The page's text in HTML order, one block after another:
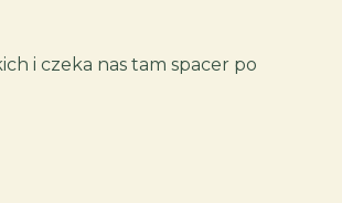
i czeka nas tam spacer po